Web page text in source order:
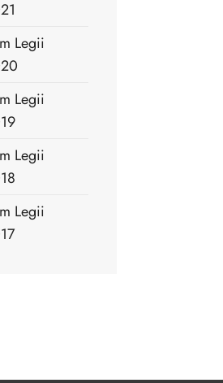
Legii
Legii
Legii
Legii